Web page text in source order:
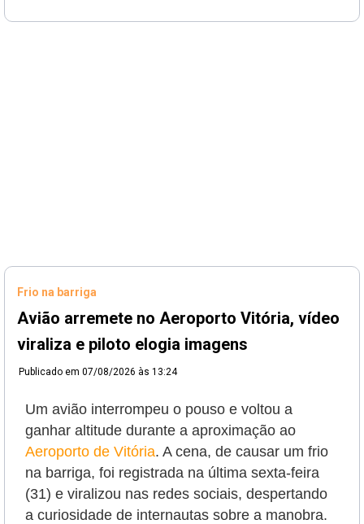
Frio na barriga
Avião arremete no Aeroporto Vitória, vídeo
viraliza e piloto elogia imagens
Publicado em 07/08/2026 às 13:24
Um avião interrompeu o pouso e voltou a
ganhar altitude durante a aproximação ao
Aeroporto de Vitória. A cena, de causar um frio
na barriga, foi registrada na última sexta-feira
(31) e viralizou nas redes sociais, despertando
a curiosidade de internautas sobre a manobra.